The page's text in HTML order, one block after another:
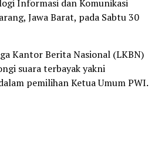
Informasi dan Komunikasi
Jawa Barat, pada Sabtu 30
Kantor Berita Nasional (LKBN)
suara terbayak yakni
pemilihan Ketua Umum PWI.